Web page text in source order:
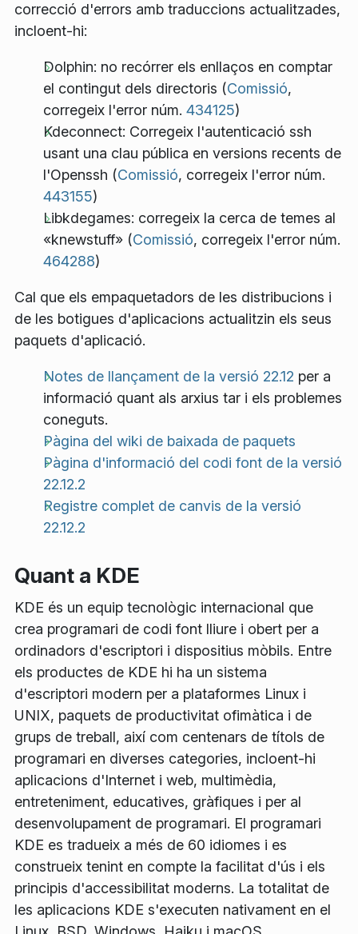
correcció d'errors amb traduccions actualitzades,
incloent-hi:
Dolphin: no recórrer els enllaços en comptar
el contingut dels directoris (Comissió,
corregeix l'error núm. 434125)
Kdeconnect: Corregeix l'autenticació ssh
usant una clau pública en versions recents de
l'Openssh (Comissió, corregeix l'error núm.
443155)
Libkdegames: corregeix la cerca de temes al
«knewstuff» (Comissió, corregeix l'error núm.
464288)
Cal que els empaquetadors de les distribucions i
de les botigues d'aplicacions actualitzin els seus
paquets d'aplicació.
Notes de llançament de la versió 22.12 per a
informació quant als arxius tar i els problemes
coneguts.
Pàgina del wiki de baixada de paquets
Pàgina d'informació del codi font de la versió
22.12.2
Registre complet de canvis de la versió
22.12.2
Quant a KDE
KDE és un equip tecnològic internacional que
crea programari de codi font lliure i obert per a
ordinadors d'escriptori i dispositius mòbils. Entre
els productes de KDE hi ha un sistema
d'escriptori modern per a plataformes Linux i
UNIX, paquets de productivitat ofimàtica i de
grups de treball, així com centenars de títols de
programari en diverses categories, incloent-hi
aplicacions d'Internet i web, multimèdia,
entreteniment, educatives, gràfiques i per al
desenvolupament de programari. El programari
KDE es tradueix a més de 60 idiomes i es
construeix tenint en compte la facilitat d'ús i els
principis d'accessibilitat moderns. La totalitat de
les aplicacions KDE s'executen nativament en el